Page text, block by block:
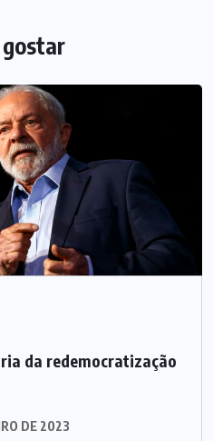
gostar
da redemocratização
DE 2023